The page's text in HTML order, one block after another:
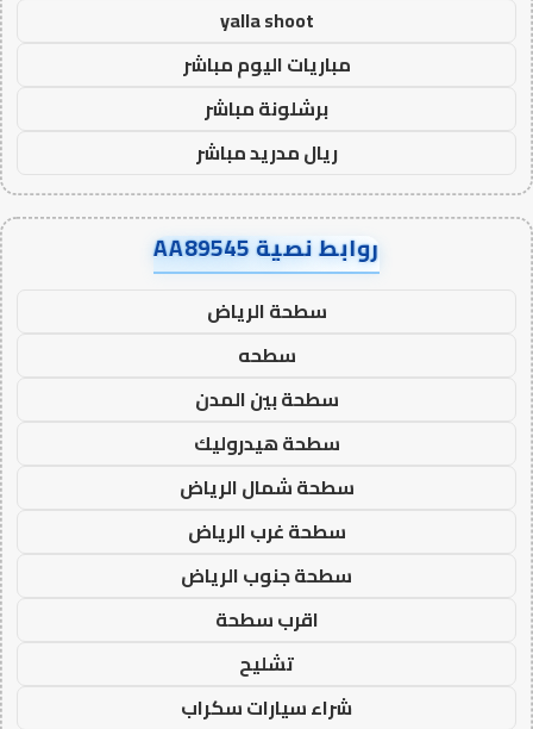
yalla shoot
مباريات اليوم مباشر
برشلونة مباشر
ريال مدريد مباشر
روابط نصية AA89545
سطحة الرياض
سطحه
سطحة بين المدن
سطحة هيدروليك
سطحة شمال الرياض
سطحة غرب الرياض
سطحة جنوب الرياض
اقرب سطحة
تشليح
شراء سيارات سكراب